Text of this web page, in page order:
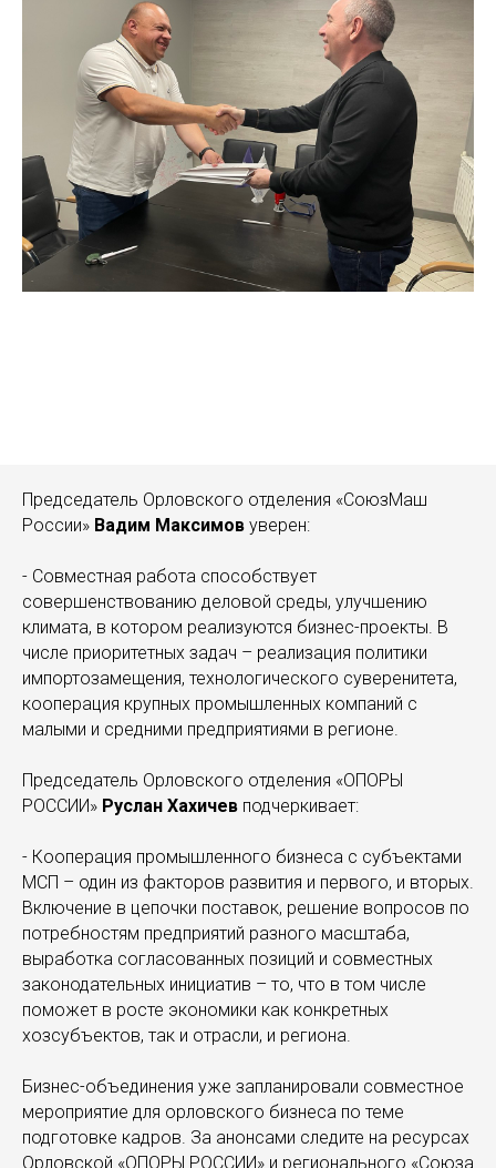
Председатель Орловского отделения «СоюзМаш
России» Вадим Максимов уверен:
- Совместная работа способствует
совершенствованию деловой среды, улучшению
климата, в котором реализуются бизнес-проекты. В
числе приоритетных задач – реализация политики
импортозамещения, технологического суверенитета,
кооперация крупных промышленных компаний с
малыми и средними предприятиями в регионе.
Председатель Орловского отделения «ОПОРЫ
РОССИИ» Руслан Хахичев подчеркивает:
- Кооперация промышленного бизнеса с субъектами
МСП – один из факторов развития и первого, и вторых.
Включение в цепочки поставок, решение вопросов по
потребностям предприятий разного масштаба,
выработка согласованных позиций и совместных
законодательных инициатив – то, что в том числе
поможет в росте экономики как конкретных
хозсубъектов, так и отрасли, и региона.
Бизнес-объединения уже запланировали совместное
мероприятие для орловского бизнеса по теме
подготовке кадров. За анонсами следите на ресурсах
Орловской «ОПОРЫ РОССИИ» и регионального «Союза